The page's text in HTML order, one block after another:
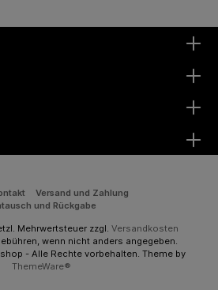
Versand und Zahlung
und Rückgabe
Mehrwertsteuer zzgl. Versandkosten
wenn nicht anders angegeben.
- Alle Rechte vorbehalten. Theme by
ThemeWare®